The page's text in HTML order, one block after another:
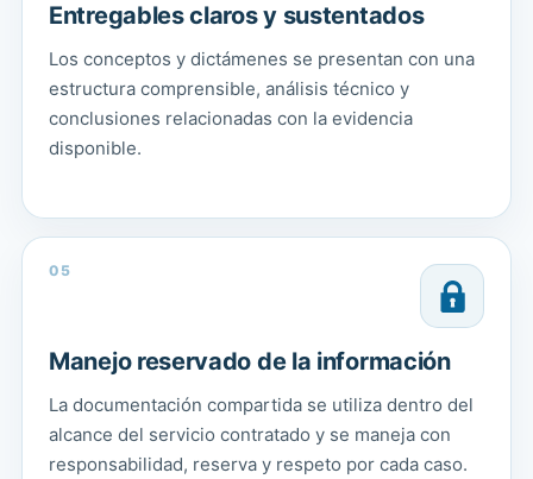
Entregables claros y sustentados
Los conceptos y dictámenes se presentan con una
estructura comprensible, análisis técnico y
conclusiones relacionadas con la evidencia
disponible.
05
Manejo reservado de la información
La documentación compartida se utiliza dentro del
alcance del servicio contratado y se maneja con
responsabilidad, reserva y respeto por cada caso.